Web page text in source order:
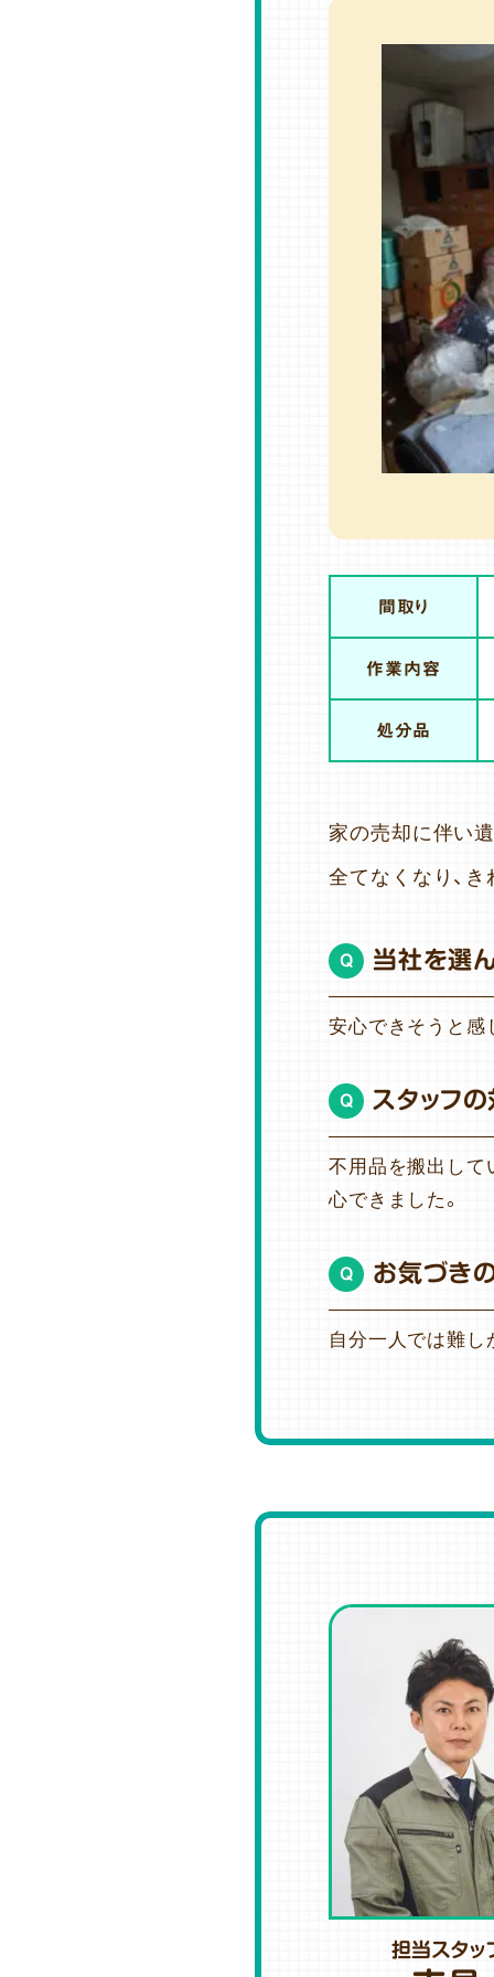
間取り
作業内容
処分品
家の売却に伴い
全てなくなり、
Q 当社を選
安心できそうと感
Q スタッフ
不用品を搬出して
心できました。
Q お気づき
自分一人では難し
担当スタッ